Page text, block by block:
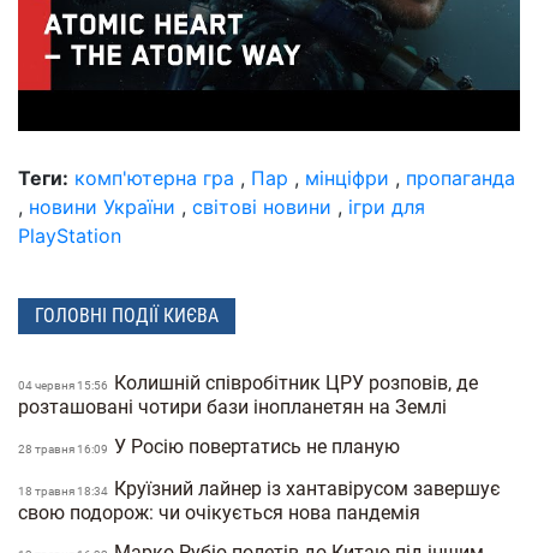
Теги: комп'ютерна гра , Пар , мінціфри , пропаганда
, новини України , світові новини , ігри для
PlayStation
ГОЛОВНІ ПОДІЇ КИЄВА
04 червня 15:56
Колишній співробітник ЦРУ розповів, де
розташовані чотири бази інопланетян на Землі
28 травня 16:09 У Росію повертатись не планую
18 травня 18:34 Круїзний лайнер із хантавірусом завершує
свою подорож: чи очікується нова пандемія